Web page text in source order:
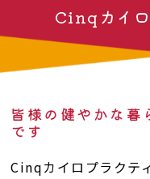
Cinqカイ
皆様の健やかな暮
です
Cinqカイロプラクテ